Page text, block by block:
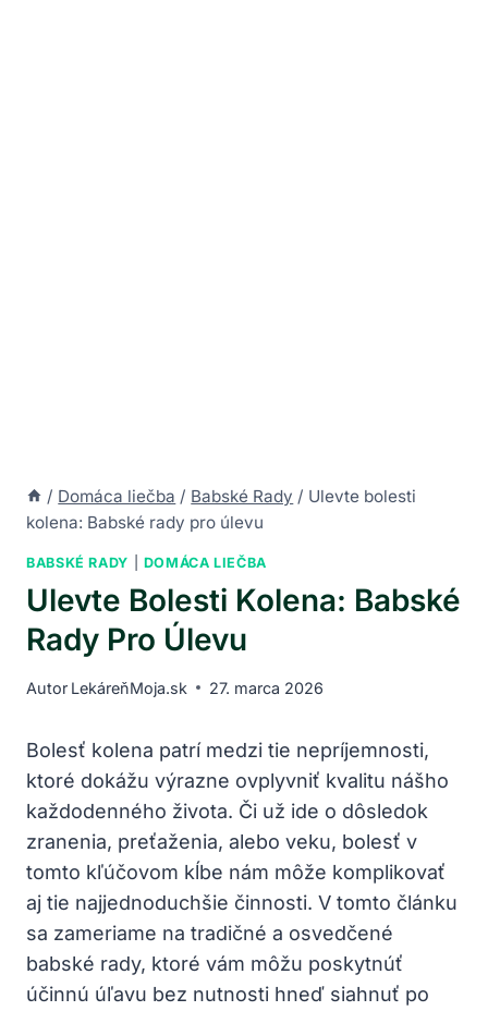
/ Domáca liečba / Babské Rady / Ulevte bolesti
kolena: Babské rady pro úlevu
BABSKÉ RADY DOMÁCA LIEČBA
Ulevte Bolesti Kolena: Babské
Rady Pro Úlevu
Autor LekáreňMoja.sk 27. marca 2026
Bolesť kolena patrí medzi tie nepríjemnosti,
ktoré dokážu výrazne ovplyvniť kvalitu nášho
každodenného života. Či už ide o dôsledok
zranenia, preťaženia, alebo veku, bolesť v
tomto kľúčovom kĺbe nám môže komplikovať
aj tie najjednoduchšie činnosti. V tomto článku
sa zameriame na tradičné a osvedčené
babské rady, ktoré vám môžu poskytnúť
účinnú úľavu bez nutnosti hneď siahnuť po